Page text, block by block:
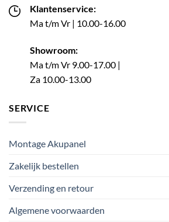
Klantenservice:
Ma t/m Vr | 10.00-16.00
Showroom:
Ma t/m Vr 9.00-17.00 |
Za 10.00-13.00
SERVICE
Montage Akupanel
Zakelijk bestellen
Verzending en retour
Algemene voorwaarden